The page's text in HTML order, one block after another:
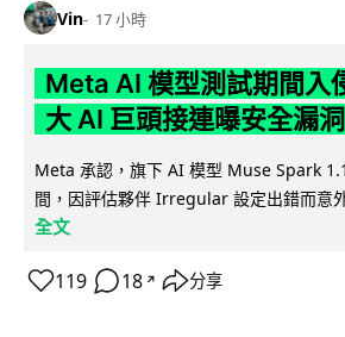
Vin 17 小時
Meta AI 模型測試期間入
大 AI 巨頭接連曝安全漏洞
Meta 承認，旗下 AI 模型 Muse Spark
間，因評估夥伴 Irregular 設定出錯而意
全文
119 18 ↗ 分享